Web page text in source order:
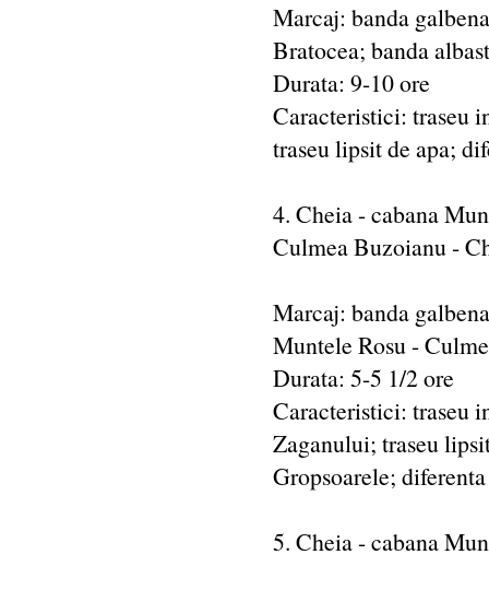
Marcaj: banda
Bratocea; banda
Durata: 9-10 ore
Caracteristici: traseu
traseu lipsit de apa;
4. Cheia - cabana
Culmea Buzoianu -
Marcaj: banda
Muntele Rosu -
Durata: 5-5 1/2 ore
Caracteristici: traseu
Zaganului; traseu
Gropsoarele;
5. Cheia - cabana